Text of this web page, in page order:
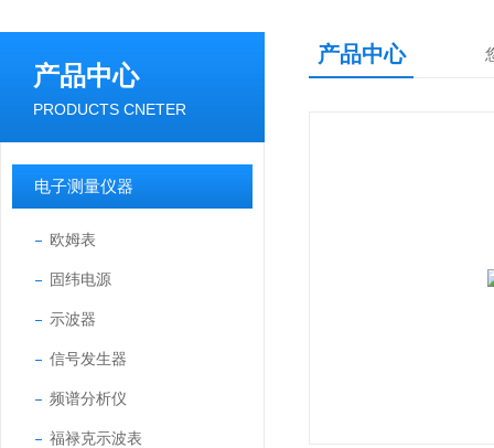
产品中心
PRODUCTS CNETER
电子测量仪器
欧姆表
固纬电源
示波器
信号发生器
频谱分析仪
福禄克示波表
产品中心